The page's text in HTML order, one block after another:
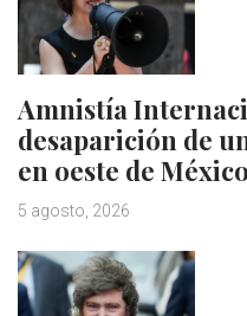
Amnistía
desaparición de
en oeste de México
5 agosto, 2026